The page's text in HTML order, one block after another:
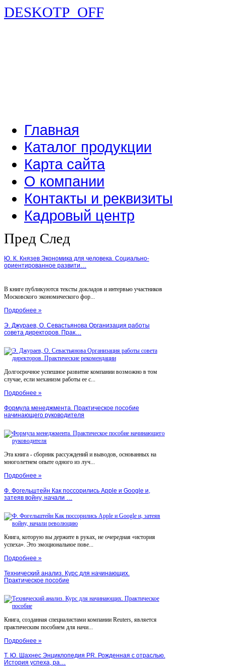
DESKOTP_OFF
Главная
Каталог продукции
Карта сайта
О компании
Контакты и реквизиты
Кадровый центр
Пред След
Ю. К. Князев Экономика для человека. Социально-
ориентированное развити…
В книге публикуются тексты докладов и интервью участников
Московского экономического фор...
Подробнее »
Э. Джураев, О. Севастьянова Организация работы
совета директоров. Прак…
Долгосрочное успешное развитие компании возможно в том
случае, если механизм работы ее с...
Подробнее »
Формула менеджмента. Практическое пособие
начинающего руководителя
Эта книга - сборник рассуждений и выводов, основанных на
многолетнем опыте одного из луч...
Подробнее »
Ф. Фогельштейн Как поссорились Apple и Google и,
затеяв войну, начали …
Книга, которую вы держите в руках, не очередная «история
успеха». Это эмоциональное пове...
Подробнее »
Технический анализ. Курс для начинающих.
Практическое пособие
Книга, созданная специалистами компании Reuters, является
практическим пособием для начи...
Подробнее »
Т. Ю. Шахнес Энциклопедия PR. Рожденная с отраслью.
История успеха, ра…